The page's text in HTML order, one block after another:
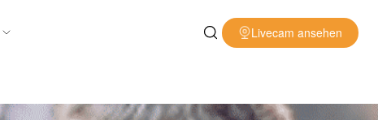
Livecam ansehen